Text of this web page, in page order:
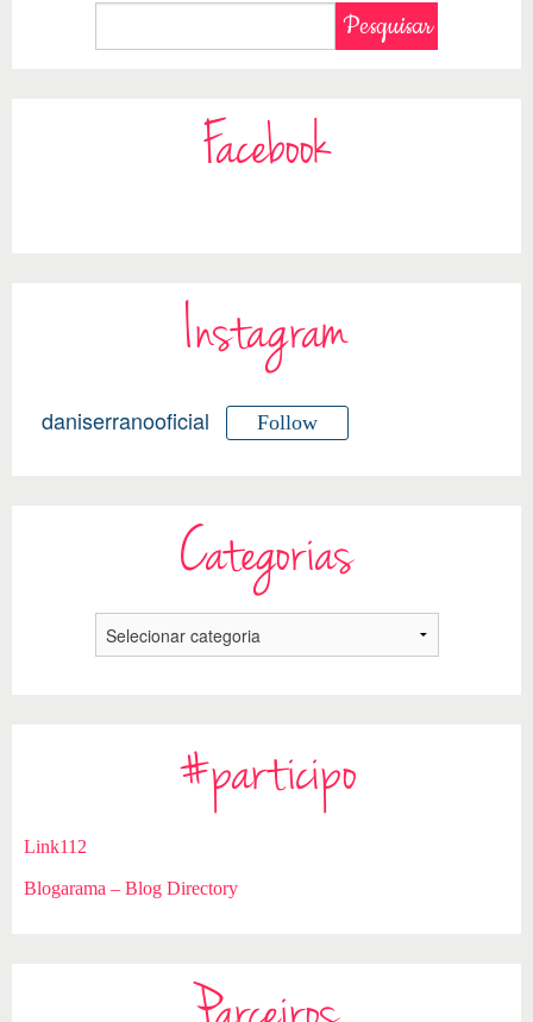
Facebook
Instagram
daniserranooficial Follow
Categorias
#participo
Link112
Blogarama – Blog Directory